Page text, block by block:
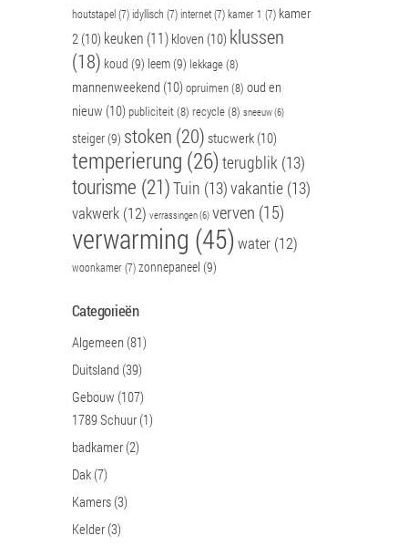
houtstapel (7) idyllisch (7) internet (7) kamer 1 (7) kamer
2 (10) keuken (11) kloven (10) klussen
(18) koud (9) leem (9) lekkage(8)
mannenweekend (10)opruimen(8) oud en
nieuw (10)publiciteit(8) recycle(8) sneeuw(6)
steiger (9) stoken (20) stucwerk (10)
temperierung (26) terugblik (13)
tourisme (21)Tuin (13)vakantie (13)
vakwerk (12) verrassingen(6) verven (15)
verwarming (45) water (12)
woonkamer (7) zonnepaneel (9)
Categorieën
Algemeen (81)
Duitsland (39)
Gebouw (107)
1789 Schuur (1)
badkamer (2)
Dak (7)
Kamers (3)
Kelder (3)